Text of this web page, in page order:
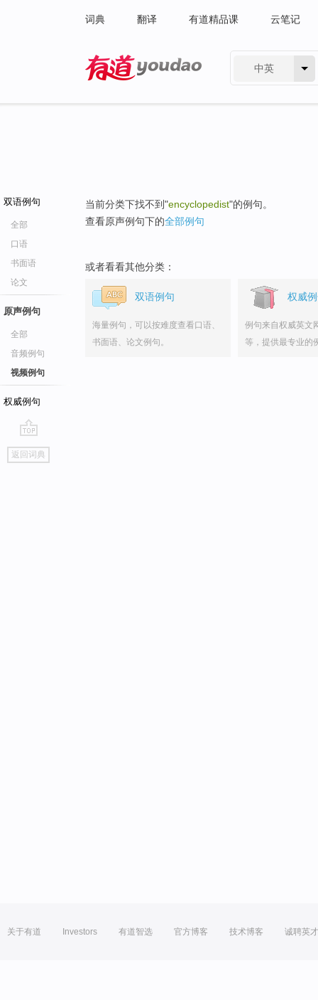
词典 翻译 有道精品课 云笔记
中英
双语例句
全部
口语
书面语
论文
原声例句
全部
音频例句
视频例句
权威例句
go
top
返回词典
当前分类下找不到"encyclopedist"的例句。
查看原声例句下的全部例句
或者看看其他分类：
双语例句
海量例句，可以按难度查看口语、
书面语、论文例句。
权威
例句来自权威英文
等，提供最专业的
关于有道 Investors 有道智选 官方博客 技术博客 诚聘英才